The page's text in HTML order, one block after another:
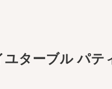
ターブル パテ